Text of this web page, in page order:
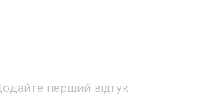
перший відгук